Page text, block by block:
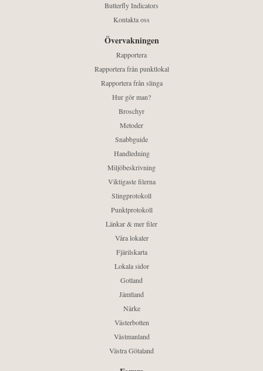
Butterfly Indicators
Kontakta oss
Övervakningen
Rapportera
Rapportera från punktlokal
Rapportera från slinga
Hur gör man?
Broschyr
Metoder
Snabbguide
Handledning
Miljöbeskrivning
Viktigaste filerna
Slingprotokoll
Punktprotokoll
Länkar & mer filer
Våra lokaler
Fjärilskarta
Lokala sidor
Gotland
Jämtland
Närke
Västerbotten
Västmanland
Västra Götaland